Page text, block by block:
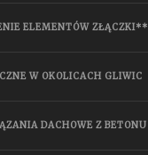
ELEMENTÓW ZŁĄCZKI**
W OKOLICACH GLIWIC
DACHOWE Z BETONU